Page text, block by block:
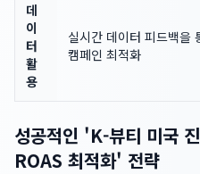
데
이
터
활
용
실시간 데이터 피드백을
캠페인 최적화
성공적인 'K-뷰티 미국
ROAS 최적화' 전략